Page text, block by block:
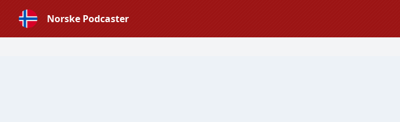
Norske Podcaster